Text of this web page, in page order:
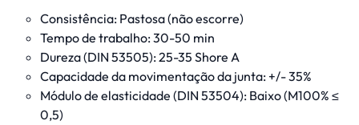
Consistência: Pastosa (não escorre)
Tempo de trabalho: 30-50 min
Dureza (DIN 53505): 25-35 Shore A
Capacidade da movimentação da junta: +/- 35%
Módulo de elasticidade (DIN 53504): Baixo (M100% ≤
0,5)